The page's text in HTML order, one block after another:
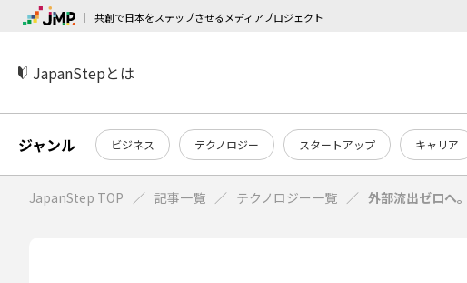
共創で日本をステップさせるメディアプロジェクト
JapanStepとは
ジャンル ビジネス テクノロジー スタートアップ キャリア
JapanStep TOP 記事一覧 テクノロジー一覧 外部流出ゼロへ